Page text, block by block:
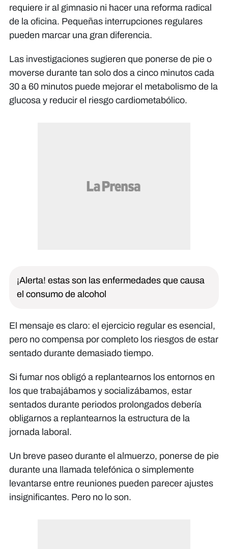
requiere ir al gimnasio ni hacer una reforma radical
de la oficina. Pequeñas interrupciones regulares
pueden marcar una gran diferencia.
Las investigaciones sugieren que ponerse de pie o
moverse durante tan solo dos a cinco minutos cada
30 a 60 minutos puede mejorar el metabolismo de la
glucosa y reducir el riesgo cardiometabólico.
¡Alerta! estas son las enfermedades que causa
el consumo de alcohol
El mensaje es claro: el ejercicio regular es esencial,
pero no compensa por completo los riesgos de estar
sentado durante demasiado tiempo.
Si fumar nos obligó a replantearnos los entornos en
los que trabajábamos y socializábamos, estar
sentados durante periodos prolongados debería
obligarnos a replantearnos la estructura de la
jornada laboral.
Un breve paseo durante el almuerzo, ponerse de pie
durante una llamada telefónica o simplemente
levantarse entre reuniones pueden parecer ajustes
insignificantes. Pero no lo son.